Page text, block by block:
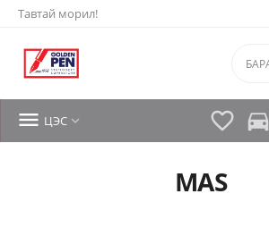
Тавтай морил!
 directions_car
 ЦЭС 
MAS